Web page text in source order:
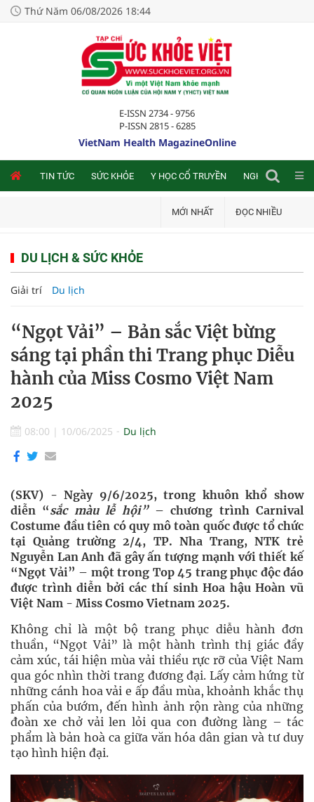
Thứ Năm 06/08/2026 18:44
E-ISSN 2734 - 9756
P-ISSN 2815 - 6285
VietNam Health MagazineOnline
TIN TỨC SỨC KHỎE Y HỌC CỔ TRUYỀN NGHIÊN CỨU
MỚI NHẤT ĐỌC NHIỀU
DU LỊCH & SỨC KHỎE
Giải trí Du lịch
“Ngọt Vải” – Bản sắc Việt bừng
sáng tại phần thi Trang phục Diễu
hành của Miss Cosmo Việt Nam
2025
08:00 | 10/06/2025 Du lịch
(SKV) - Ngày 9/6/2025, trong khuôn khổ show
diễn “sắc màu lễ hội”– chương trình Carnival
Costume đầu tiên có quy mô toàn quốc được tổ chức
tại Quảng trường 2/4, TP. Nha Trang, NTK trẻ
Nguyễn Lan Anh đã gây ấn tượng mạnh với thiết kế
“Ngọt Vải” – một trong Top 45 trang phục độc đáo
được trình diễn bởi các thí sinh Hoa hậu Hoàn vũ
Việt Nam - Miss Cosmo Vietnam 2025.
Không chỉ là một bộ trang phục diễu hành đơn
thuần, “Ngọt Vải” là một hành trình thị giác đầy
cảm xúc, tái hiện mùa vải thiều rực rỡ của Việt Nam
qua góc nhìn thời trang đương đại. Lấy cảm hứng từ
những cánh hoa vải e ấp đầu mùa, khoảnh khắc thụ
phấn của bướm, đến hình ảnh rộn ràng của những
đoàn xe chở vải len lỏi qua con đường làng – tác
phẩm là bản hoà ca giữa văn hóa dân gian và tư duy
tạo hình hiện đại.